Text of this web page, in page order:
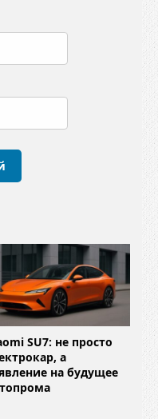
SU7: не просто
а
на будущее